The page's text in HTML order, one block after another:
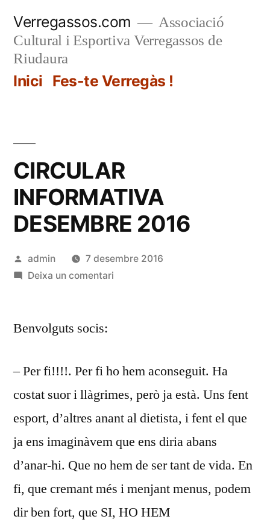
contingut
Verregassos.com
Associació
Cultural i Esportiva Verregassos de
Riudaura
Inici Fes-te Verregàs !
CIRCULAR
INFORMATIVA
DESEMBRE 2016
Publicat
per
admin
7 desembre 2016
Deixa un comentaria
Benvolguts socis:
– Per fi!!!!. Per fi ho hem aconseguit. Ha
costat suor i llàgrimes, però ja està. Uns fent
esport, d’altres anant al dietista, i fent el que
ja ens imaginàvem que ens diria abans
d’anar-hi. Que no hem de ser tant de vida. En
fi, que cremant més i menjant menus, podem
dir ben fort, que SI, HO HEM